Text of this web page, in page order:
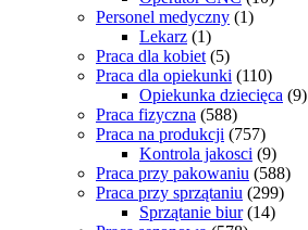
Personel medyczny (1)
Lekarz (1)
Praca dla kobiet (5)
Praca dla opiekunki (110)
Opiekunka dziecięca (9)
Praca fizyczna (588)
Praca na produkcji (757)
Kontrola jakosci (9)
Praca przy pakowaniu (588)
Praca przy sprzątaniu (299)
Sprzątanie biur (14)